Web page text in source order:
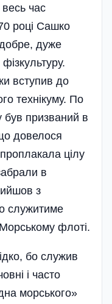
час
році Сашко
дуже
вступив до
технікуму. По
призваний в
довелося
цілу
в
з
служитиме
флоті.
бо служив
і часто
морського»